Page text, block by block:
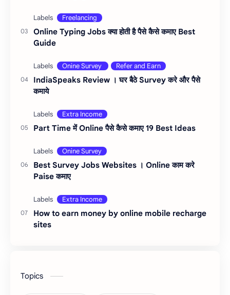
Online Typing Jobs क्या होती है पैसे कैसे कमाए Best
Guide
IndiaSpeaks Review । घर बैठे Survey करे और पैसे
कमाये
Part Time में Online पैसे कैसे कमाए 19 Best Ideas
Best Survey Jobs Websites । Online काम करे
Paise कमाए
How to earn money by online mobile recharge
sites
Topics